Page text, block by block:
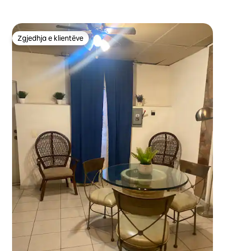
Zgjedhja e klientëve
Zgjedhja e klientëve